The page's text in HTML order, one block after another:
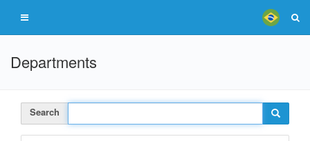
Departments
Search